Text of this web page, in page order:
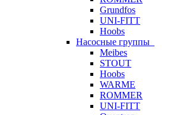
Grundfos
UNI-FITT
Hoobs
Насосные группы
Meibes
STOUT
Hoobs
WARME
ROMMER
UNI-FITT